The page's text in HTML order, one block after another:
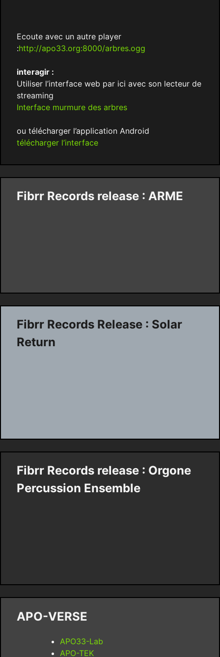
Ecoute avec un autre player
:http://apo33.org:8000/arbres.ogg
interagir :
Utiliser l’interface web par ici avec son lecteur de
streaming
Interface murmure des arbres
ou télécharger l’application Android
télécharger l’interface
Fibrr Records release : ARME
Fibrr Records Release : Solar
Return
Fibrr Records release : Orgone
Percussion Ensemble
APO-VERSE
APO33-Lab
APO-TEK